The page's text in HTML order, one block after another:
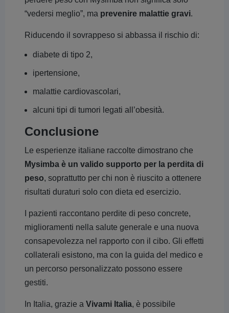
“vedersi meglio”, ma prevenire malattie gravi.
Riducendo il sovrappeso si abbassa il rischio di:
diabete di tipo 2,
ipertensione,
malattie cardiovascolari,
alcuni tipi di tumori legati all’obesità.
Conclusione
Le esperienze italiane raccolte dimostrano che
Mysimba è un valido supporto per la perdita di
peso, soprattutto per chi non è riuscito a ottenere
risultati duraturi solo con dieta ed esercizio.
I pazienti raccontano perdite di peso concrete,
miglioramenti nella salute generale e una nuova
consapevolezza nel rapporto con il cibo. Gli effetti
collaterali esistono, ma con la guida del medico e
un percorso personalizzato possono essere
gestiti.
In Italia, grazie a Vivami Italia, è possibile